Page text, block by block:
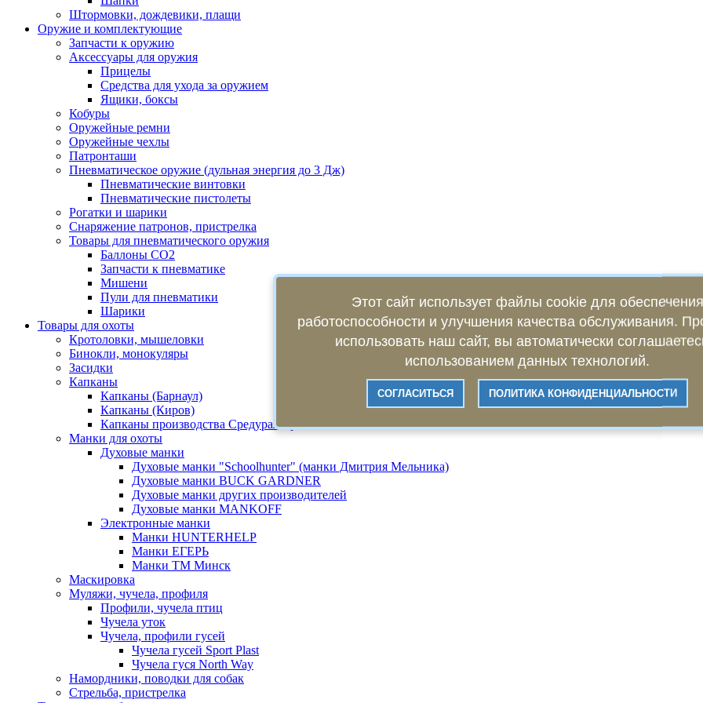
Штормовки, дождевики, плащи
Оружие и комплектующие
Запчасти к оружию
Аксессуары для оружия
Прицелы
Средства для ухода за оружием
Ящики, боксы
Кобуры
Оружейные ремни
Оружейные чехлы
Патронташи
Пневматическое оружие (дульная энергия до 3 Дж)
Пневматические винтовки
Пневматические пистолеты
Рогатки и шарики
Снаряжение патронов, пристрелка
Товары для пневматического оружия
Баллоны СО2
Запчасти к пневматике
Мишени
Пули для пневматики
Шарики
Товары для охоты
Кротоловки, мышеловки
Бинокли, монокуляры
Засидки
Капканы
Капканы (Барнаул)
Капканы (Киров)
Капканы производства Средуралстрой
Манки для охоты
Духовые манки
Духовые манки "Schoolhunter" (манки Дмитрия Мельника)
Духовые манки BUCK GARDNER
Духовые манки других производителей
Духовые манки MANKOFF
Электронные манки
Манки HUNTERHELP
Манки ЕГЕРЬ
Манки ТМ Минск
Маскировка
Муляжи, чучела, профиля
Профили, чучела птиц
Чучела уток
Чучела, профили гусей
Чучела гусей Sport Plast
Чучела гуся North Way
Намордники, поводки для собак
Стрельба, пристрелка
Этот сайт использует файлы cookie для обеспечения
работоспособности и улучшения качества обслуживания.
использовать наш сайт, вы автоматически
использованием данных технологий.
СОГЛАСИТЬСЯ ПОЛИТИКА КОНФИДЕНЦИАЛЬНОСТИ